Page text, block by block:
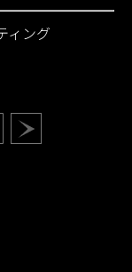
ィング